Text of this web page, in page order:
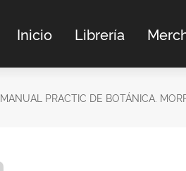
Inicio Librería
MANUAL PRACTIC DE BOTÁNICA.